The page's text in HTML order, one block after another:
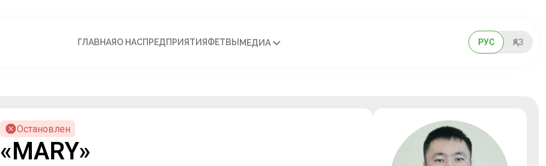
ГЛАВНАЯО НАСПРЕДПРИЯТИЯФЕТВЫ МЕДИА РУС ҚАЗ
Остановлен
«MARY»